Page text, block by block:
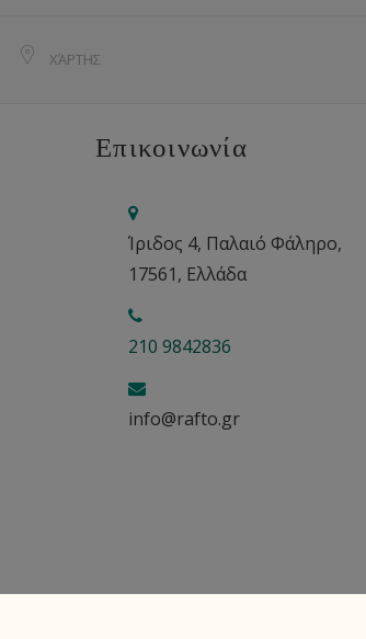
ΧΆΡΤΗΣ
Επικοινωνία
Ίριδος 4, Παλαιό Φάληρο,
17561, Ελλάδα
210 9842836
info@rafto.gr